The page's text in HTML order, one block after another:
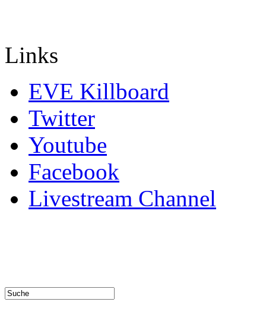
Links
EVE Killboard
Twitter
Youtube
Facebook
Livestream Channel